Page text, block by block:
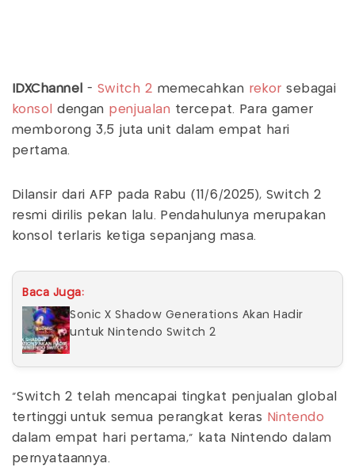
IDXChannel - Switch 2 memecahkan rekor sebagai
konsol
dengan penjualan tercepat. Para gamer
memborong 3,5 juta unit dalam empat hari
pertama.
Dilansir dari AFP pada Rabu (11/6/2025), Switch 2
resmi dirilis pekan lalu. Pendahulunya merupakan
konsol terlaris ketiga sepanjang masa.
Baca Juga:
Sonic X Shadow Generations Akan Hadir
untuk Nintendo Switch 2
"Switch 2 telah mencapai tingkat penjualan global
tertinggi untuk semua perangkat keras
Nintendo
dalam empat hari pertama," kata Nintendo dalam
pernyataannya.